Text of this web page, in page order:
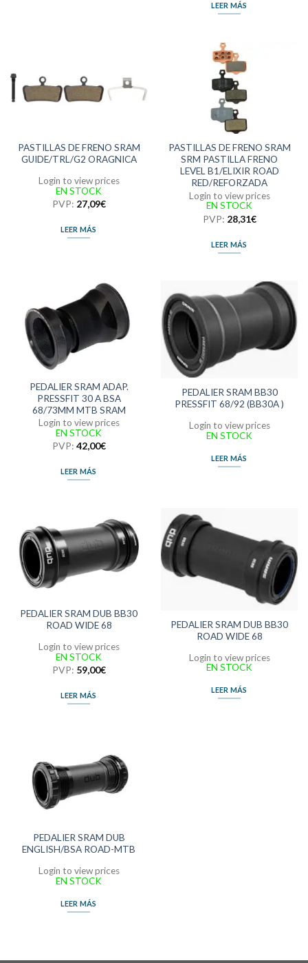
LEER MÁS
PASTILLAS DE FRENO SRAM
GUIDE/TRL/G2 ORAGNICA
Login to view prices
EN STOCK
PVP: 27,09€
LEER MÁS
PASTILLAS DE FRENO SRAM
SRM PASTILLA FRENO
LEVEL B1/ELIXIR ROAD
RED/REFORZADA
Login to view prices
EN STOCK
PVP: 28,31€
LEER MÁS
PEDALIER SRAM ADAP.
PRESSFIT 30 A BSA
68/73MM MTB SRAM
Login to view prices
EN STOCK
PVP: 42,00€
LEER MÁS
PEDALIER SRAM BB30
PRESSFIT 68/92 (BB30A )
Login to view prices
EN STOCK
LEER MÁS
PEDALIER SRAM DUB BB30
ROAD WIDE 68
Login to view prices
EN STOCK
PVP: 59,00€
LEER MÁS
PEDALIER SRAM DUB BB30
ROAD WIDE 68
Login to view prices
EN STOCK
LEER MÁS
PEDALIER SRAM DUB
ENGLISH/BSA ROAD-MTB
Login to view prices
EN STOCK
LEER MÁS